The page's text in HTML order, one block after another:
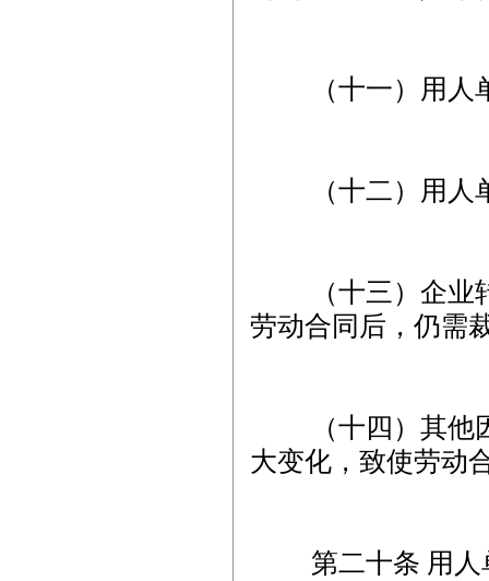
（十一）用人单
（十二）用人单
（十三）企业转
劳动合同后，仍需
（十四）其他因
大变化，致使劳动
第二十条 用人单